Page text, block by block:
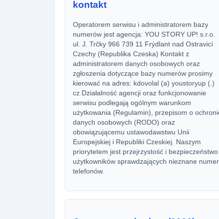
kontakt
Operatorem serwisu i administratorem bazy
numerów jest agencja: YOU STORY UP! s.r.o.
ul. J. Trčky 966 739 11 Frýdlant nad Ostravicí
Czechy (Republika Czeska) Kontakt z
administratorem danych osobowych oraz
zgłoszenia dotyczące bazy numerów prosimy
kierować na adres: kdovolal (a) youstoryup (.)
cz Działalność agencji oraz funkcjonowanie
serwisu podlegają ogólnym warunkom
użytkowania (Regulamin), przepisom o
danych osobowych (RODO) oraz
obowiązującemu ustawodawstwu Unii
Europejskiej i Republiki Czeskiej. Naszym
priorytetem jest przejrzystość i bezpieczeństwo
użytkowników sprawdzających nieznane
telefonów.